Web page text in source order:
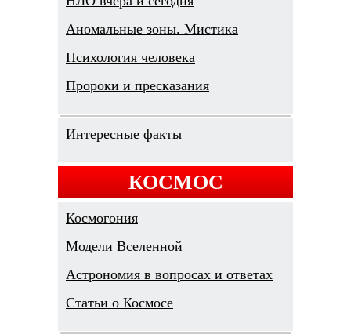
Аномальные зоны. Мистика
Психология человека
Пророки и пресказания
Интересные факты
КОСМОС
Космогония
Модели Вселенной
Астрономия в вопросах и ответах
Cтатьи о Космосе